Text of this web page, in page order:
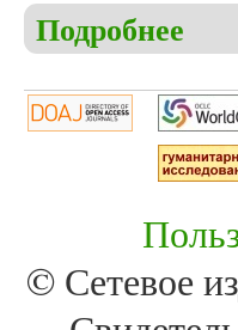
Подробнее
© Сетевое